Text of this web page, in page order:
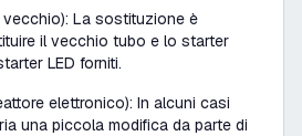
La sostituzione è
il vecchio tubo e lo starter
LED forniti.
elettronico): In alcuni casi
una piccola modifica da parte di